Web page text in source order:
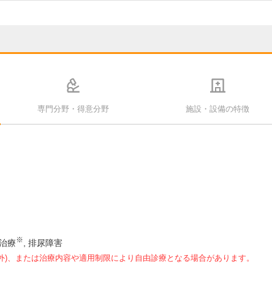
専門分野・得意分野 施設・設備の特徴
療※ 排尿障害
、または治療内容や適用制限により自由診療となる場合があります。